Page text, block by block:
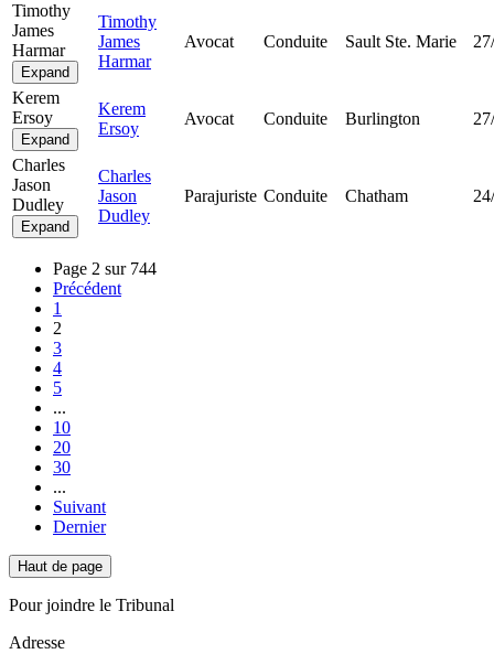
Timothy
James
Harmar
Expand
Timothy
James
Harmar
Avocat Conduite Sault Ste. Marie
Kerem
Ersoy
Expand
Kerem
Ersoy
Avocat Conduite Burlington
Charles
Jason
Dudley
Expand
Charles
Jason
Dudley
Parajuriste Conduite Chatham
Page 2 sur 744
Précédent
1
2
3
4
5
...
10
20
30
...
Suivant
Dernier
Haut de page
Pour joindre le Tribunal
Adresse